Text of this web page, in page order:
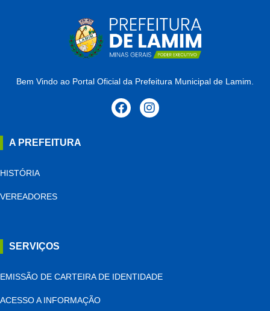
Bem Vindo ao Portal Oficial da Prefeitura Municipal de Lamim.
A PREFEITURA
HISTÓRIA
VEREADORES
SERVIÇOS
EMISSÃO DE CARTEIRA DE IDENTIDADE
ACESSO A INFORMAÇÃO